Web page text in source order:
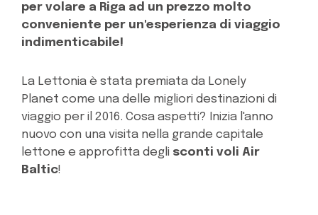
per volare a Riga ad un prezzo molto
conveniente per un'esperienza di viaggio
indimenticabile!
La Lettonia è stata premiata da Lonely
Planet come una delle migliori destinazioni di
viaggio per il 2016. Cosa aspetti? Inizia l'anno
nuovo con una visita nella grande capitale
lettone e approfitta degli sconti voli Air
Baltic!